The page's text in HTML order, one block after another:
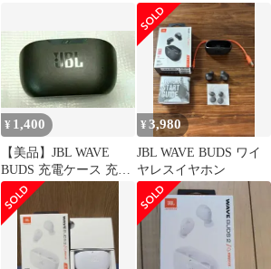
ク (右耳のみ)
¥ 1,400
【美品】JBL WAVE
BUDS 充電ケース 充電
器
¥3,980
JBL WAVE BUDS ワイ
ヤレスイヤホン